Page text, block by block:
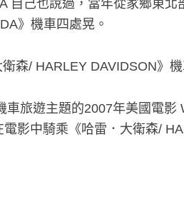
自己也說過，當年從家鄉東
》機車四處晃。
森/ HARLEY DAVIDSON》機
車旅遊主題的2007年美國電影
影中騎乘《哈雷．大衛森/